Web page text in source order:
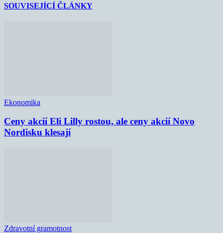
SOUVISEJÍCÍ ČLÁNKY
Ekonomika
Ceny akcií Eli Lilly rostou, ale ceny akcií Novo
Nordisku klesají
Zdravotní gramotnost